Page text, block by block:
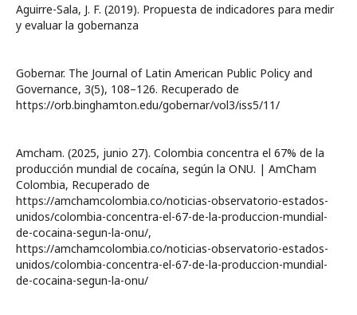
Aguirre-Sala, J. F. (2019). Propuesta de indicadores para medir
y evaluar la gobernanza
Gobernar. The Journal of Latin American Public Policy and
Governance, 3(5), 108–126. Recuperado de
https://orb.binghamton.edu/gobernar/vol3/iss5/11/
Amcham. (2025, junio 27). Colombia concentra el 67% de la
producción mundial de cocaína, según la ONU. | AmCham
Colombia, Recuperado de
https://amchamcolombia.co/noticias-observatorio-estados-
unidos/colombia-concentra-el-67-de-la-produccion-mundial-
de-cocaina-segun-la-onu/,
https://amchamcolombia.co/noticias-observatorio-estados-
unidos/colombia-concentra-el-67-de-la-produccion-mundial-
de-cocaina-segun-la-onu/